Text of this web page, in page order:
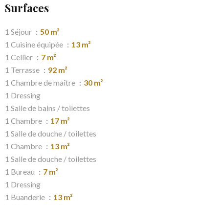
Surfaces
1 Séjour
50 m²
1 Cuisine équipée
13 m²
1 Cellier
7 m²
1 Terrasse
92 m²
1 Chambre de maître
30 m²
1 Dressing
1 Salle de bains / toilettes
1 Chambre
17 m²
1 Salle de douche / toilettes
1 Chambre
13 m²
1 Salle de douche / toilettes
1 Bureau
7 m²
1 Dressing
1 Buanderie
13 m²